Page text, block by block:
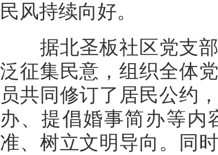
民风持续向好。
据北圣板社区党支部
泛征集民意，组织全体
员共同修订了居民公约
办、提倡婚事简办等内
准、树立文明导向。同